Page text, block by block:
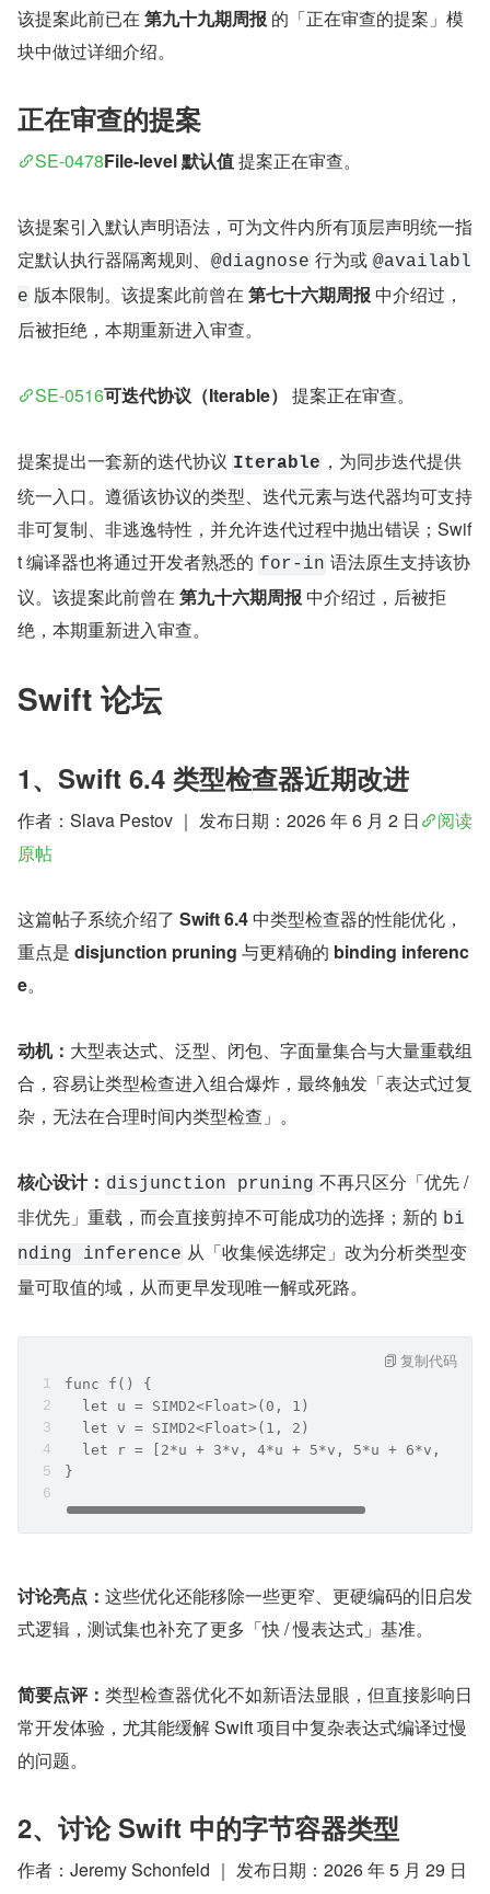
该提案此前已在 第九十九期周报 的「正在审查的提案」模
块中做过详细介绍。
正在审查的提案
SE-0478File-level 默认值 提案正在审查。
该提案引入默认声明语法，可为文件内所有顶层声明统一指
定默认执行器隔离规则、
@diagnose 行为或 @availabl
e 版本限制。该提案此前曾在 第七十六期周报 中介绍过，
后被拒绝，本期重新进入审查。
SE-0516可迭代协议（Iterable） 提案正在审查。
提案提出一套新的迭代协议 Iterable ，为同步迭代提供
统一入口。遵循该协议的类型、迭代元素与迭代器均可支持
非可复制、非逃逸特性，并允许迭代过程中抛出错误；Swif
t 编译器也将通过开发者熟悉的 for-in 语法原生支持该协
议。该提案此前曾在 第九十六期周报 中介绍过，后被拒
绝，本期重新进入审查。
Swift 论坛
1、Swift 6.4 类型检查器近期改进
作者：Slava Pestov ｜ 发布日期：2026 年 6 月 2 日
阅读
原帖
这篇帖子系统介绍了 Swift 6.4 中类型检查器的性能优化，
重点是 disjunction pruning 与更精确的 binding inferenc
e。
动机： 大型表达式、泛型、闭包、字面量集合与大量重载组
合，容易让类型检查进入组合爆炸，最终触发「表达式过复
杂，无法在合理时间内类型检查」。
核心设计： disjunction pruning 不再只区分「优先 /
非优先」重载，而会直接剪掉不可能成功的选择；新的 bi
nding inference 从「收集候选绑定」改为分析类型变
量可取值的域，从而更早发现唯一解或死路。
func f() {
  let u = SIMD2<Float>(0, 1)
  let v = SIMD2<Float>(1, 2)
let r = [2*u + 3*v, 4*u + 5*v, 5*u + 6*v, 6*u
}
复制代码
讨论亮点： 这些优化还能移除一些更窄、更硬编码的旧启发
式逻辑，测试集也补充了更多「快 / 慢表达式」基准。
简要点评： 类型检查器优化不如新语法显眼，但直接影响日
常开发体验，尤其能缓解 Swift 项目中复杂表达式编译过慢
的问题。
2、讨论 Swift 中的字节容器类型
作者：Jeremy Schonfeld ｜ 发布日期：2026 年 5 月 29 日